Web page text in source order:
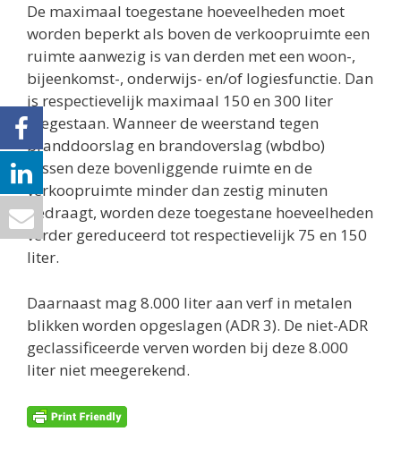
De maximaal toegestane hoeveelheden moet
worden beperkt als boven de verkoopruimte een
ruimte aanwezig is van derden met een woon-,
bijeenkomst-, onderwijs- en/of logiesfunctie. Dan
is respectievelijk maximaal 150 en 300 liter
toegestaan. Wanneer de weerstand tegen
branddoorslag en brandoverslag (wbdbo)
tussen deze bovenliggende ruimte en de
verkoopruimte minder dan zestig minuten
bedraagt, worden deze toegestane hoeveelheden
verder gereduceerd tot respectievelijk 75 en 150
liter.
Daarnaast mag 8.000 liter aan verf in metalen
blikken worden opgeslagen (ADR 3). De niet-ADR
geclassificeerde verven worden bij deze 8.000
liter niet meegerekend.